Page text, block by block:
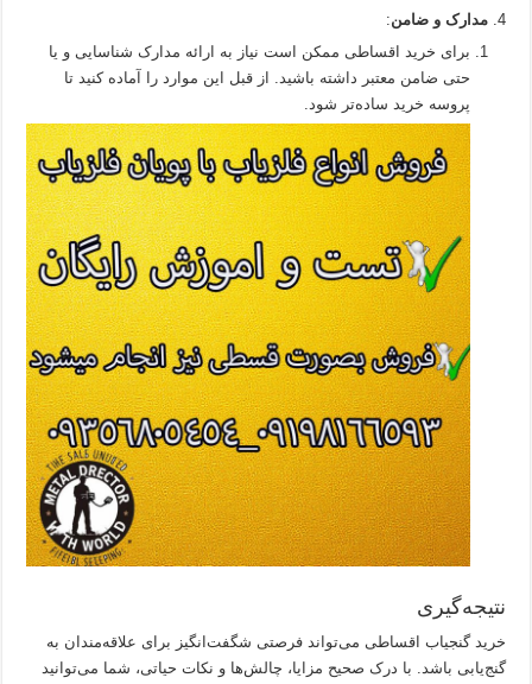
مدارک و ضامن:
برای خرید اقساطی ممکن است نیاز به ارائه مدارک شناسایی و یا
حتی ضامن معتبر داشته باشید. از قبل این موارد را آماده کنید تا
پروسه خرید ساده‌تر شود.
نتیجه‌گیری
خرید گنجیاب اقساطی می‌تواند فرصتی شگفت‌انگیز برای علاقه‌مندان به
گنج‌یابی باشد. با درک صحیح مزایا، چالش‌ها و نکات حیاتی، شما می‌توانید